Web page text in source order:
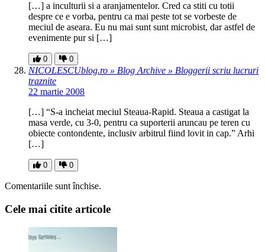
[…] a inculturii si a aranjamentelor. Cred ca stiti cu totii
despre ce e vorba, pentru ca mai peste tot se vorbeste de
meciul de aseara. Eu nu mai sunt sunt microbist, dar astfel de
evenimente pur si […]
0 0
NICOLESCUblog.ro » Blog Archive » Bloggerii scriu lucruri
traznite
22 martie 2008
[…] “S-a incheiat meciul Steaua-Rapid. Steaua a castigat la
masa verde, cu 3-0, pentru ca suporterii aruncau pe teren cu
obiecte contondente, inclusiv arbitrul fiind lovit in cap.” Arhi
[…]
0 0
Comentariile sunt închise.
Cele mai citite articole